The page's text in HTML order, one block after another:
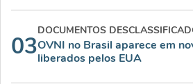
03
DOCUMENTOS
OVNI no Brasil aparece em
liberados pelos EUA